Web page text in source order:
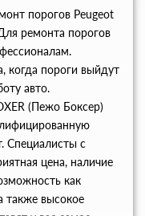
порогов Peugeot
ремонта порогов
когда пороги выйдут
авто.
(Пежо Боксер)
Специалисты с
цена, наличие
как
также высокое